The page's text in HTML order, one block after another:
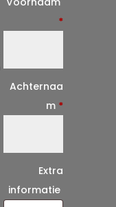
*
Achternaa
m *
Extra
informatie